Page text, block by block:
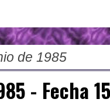
de 1985
- Fecha 15